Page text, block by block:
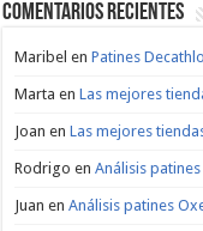
Comentarios recientes
Maribel enPatines
Marta enLas mejores
Joan enLas mejores
Rodrigo enAnálisis
Juan enAnálisis patines